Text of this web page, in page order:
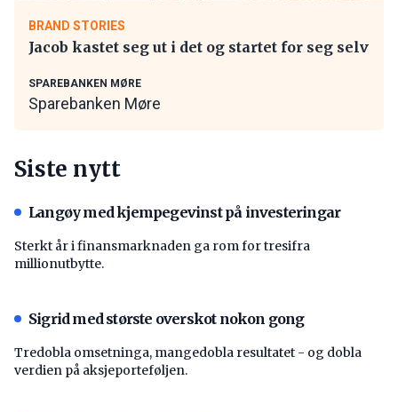
BRAND STORIES
Jacob kastet seg ut i det og startet for seg selv
SPAREBANKEN MØRE
Sparebanken Møre
Siste nytt
Langøy med kjempegevinst på investeringar
Sterkt år i finansmarknaden ga rom for tresifra
millionutbytte.
Sigrid med største overskot nokon gong
Tredobla omsetninga, mangedobla resultatet - og dobla
verdien på aksjeporteføljen.